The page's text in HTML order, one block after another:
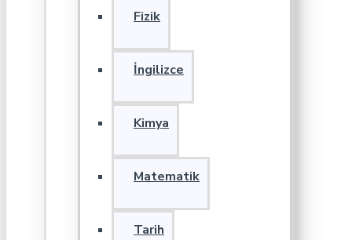
Fizik
İngilizce
Kimya
Matematik
Tarih